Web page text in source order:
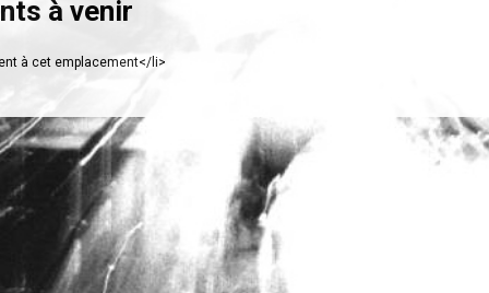
à venir
à cet emplacement</li>